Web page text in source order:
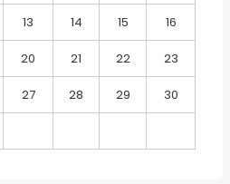
13 14 15 16
20 21 22 23
27 28 29 30